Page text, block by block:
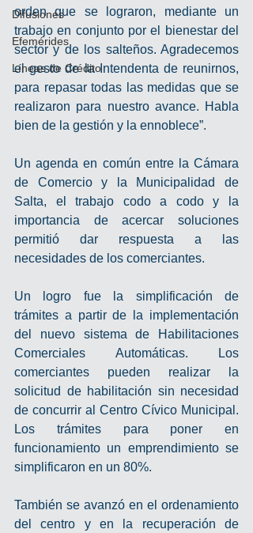
Difusiones
Efemérides
Líneas de Crédito
orden que se lograron, mediante un
trabajo en conjunto por el bienestar del
sector y de los salteños. Agradecemos
el gesto de la Intendenta de reunirnos,
para repasar todas las medidas que se
realizaron para nuestro avance. Habla
bien de la gestión y la ennoblece”.
Un agenda en común entre la Cámara
de Comercio y la Municipalidad de
Salta, el trabajo codo a codo y la
importancia de acercar soluciones
permitió dar respuesta a las
necesidades de los comerciantes.
Un logro fue la simplificación de
trámites a partir de la implementación
del nuevo sistema de Habilitaciones
Comerciales Automáticas. Los
comerciantes pueden realizar la
solicitud de habilitación sin necesidad
de concurrir al Centro Cívico Municipal.
Los trámites para poner en
funcionamiento un emprendimiento se
simplificaron en un 80%.
También se avanzó en el ordenamiento
del centro y en la recuperación de